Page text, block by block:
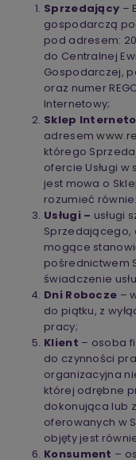
Sprzedający –
gospodarczą pod
pod adresem:
do Centralnej
Gospodarczej,
oraz numer
Internetowy;
Sklep
adresem
którego
ofercie Usługi
jest mowa o
rozumieć
Usługi – usługi
Sprzedającego,
mogące
pośrednictwem
świadczenie
Dni Robocze –
do piątku, z
pracy;
Klient – osoba
do czynności
organizacyjna
której odrębne
dokonująca lub
oferowanych w
objęty jest
Konsument –